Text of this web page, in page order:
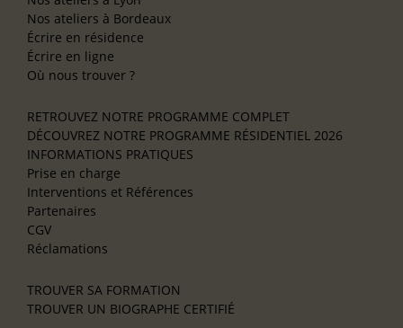
Nos ateliers à Bordeaux
Écrire en résidence
Écrire en ligne
Où nous trouver ?
RETROUVEZ NOTRE PROGRAMME COMPLET
DÉCOUVREZ NOTRE PROGRAMME RÉSIDENTIEL 2026
INFORMATIONS PRATIQUES
Prise en charge
Interventions et Références
Partenaires
CGV
Réclamations
TROUVER SA FORMATION
TROUVER UN BIOGRAPHE CERTIFIÉ